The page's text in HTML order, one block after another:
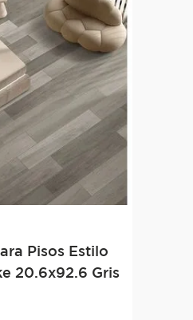
Pisos Estilo
20.6x92.6 Gris